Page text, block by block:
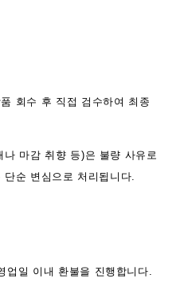
회수 후 직접 검수하여 최종
마감 취향 등)은 불량 사유로
순 변심으로 처리됩니다.
업일 이내 환불을 진행합니다.